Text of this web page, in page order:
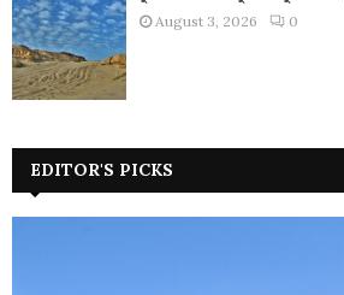
August 3, 2026 0
EDITOR'S PICKS